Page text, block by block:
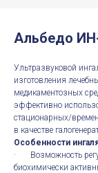
Альбедо
Ультразвуковой
изготовления
медикаментозных
эффективно
стационарных/
в качестве
Особенности
· Возможность
биохимически